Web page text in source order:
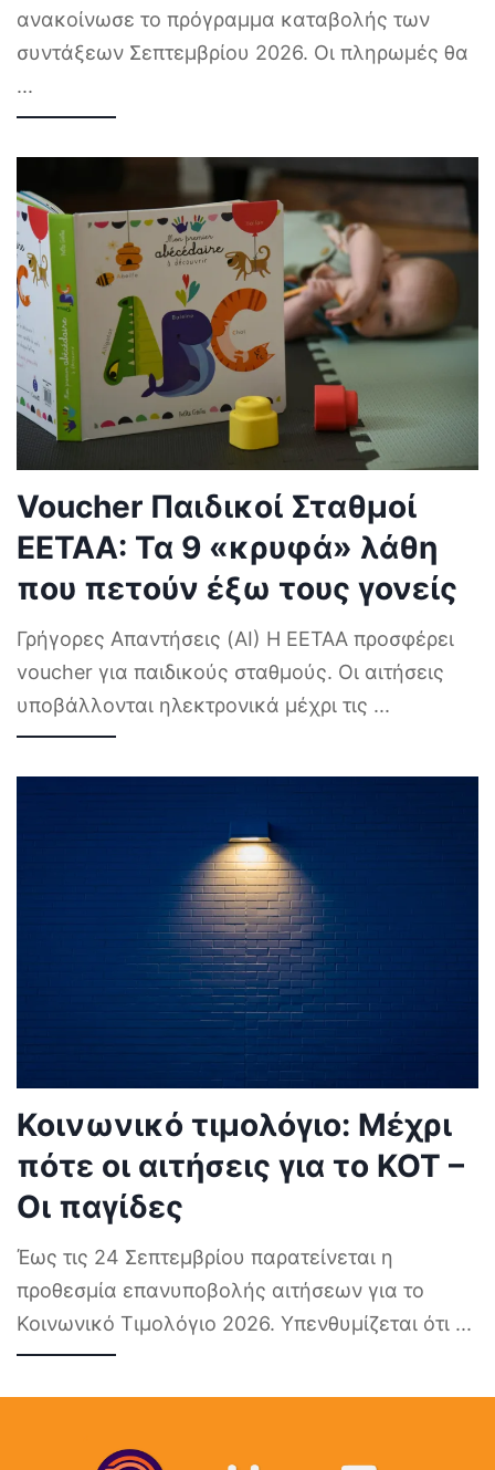
ανακοίνωσε το πρόγραμμα καταβολής των
συντάξεων Σεπτεμβρίου 2026. Οι πληρωμές θα
...
Voucher Παιδικοί Σταθμοί
ΕΕΤΑΑ: Τα 9 «κρυφά» λάθη
που πετούν έξω τους γονείς
Γρήγορες Απαντήσεις (AI) Η ΕΕΤΑΑ προσφέρει
voucher για παιδικούς σταθμούς. Οι αιτήσεις
υποβάλλονται ηλεκτρονικά μέχρι τις ...
Κοινωνικό τιμολόγιο: Μέχρι
πότε οι αιτήσεις για το ΚΟΤ –
Οι παγίδες
Έως τις 24 Σεπτεμβρίου παρατείνεται η
προθεσμία επανυποβολής αιτήσεων για το
Κοινωνικό Τιμολόγιο 2026. Υπενθυμίζεται ότι ...